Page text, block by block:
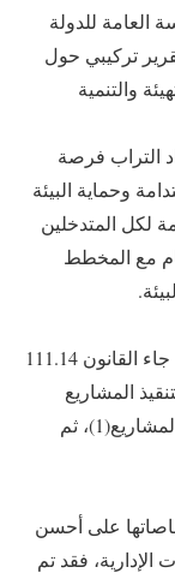
العامة للدولة
تركيبي حول
والتنمية
التراب فرصة
وحماية البيئة
لكل المتدخلين
مع المخطط
بالإضافة إلى الاليات القانونية لتنمية الإقتصاد، جاء القانون 111.14
المشاريع
الإستثمارية ، من قبيل الوكالة الجهوية لتنفيذ المشاريع(1)، ثم
على أحسن
الإدارية، فقد تم